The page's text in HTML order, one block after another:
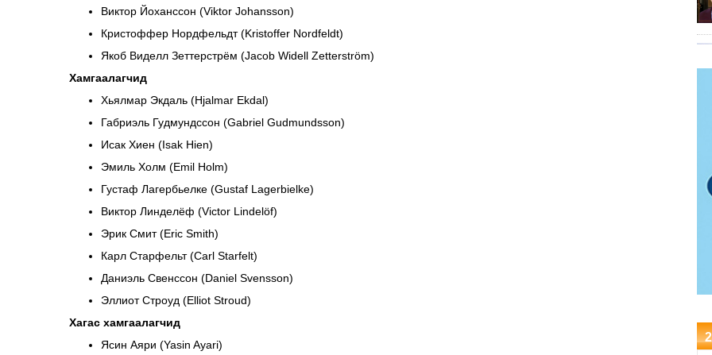
Виктор Йоханссон (Viktor Johansson)
Кристоффер Нордфельдт (Kristoffer Nordfeldt)
Якоб Виделл Зеттерстрём (Jacob Widell Zetterström)
Хамгаалагчид
Хьялмар Экдаль (Hjalmar Ekdal)
Габриэль Гудмундссон (Gabriel Gudmundsson)
Исак Хиен (Isak Hien)
Эмиль Холм (Emil Holm)
Густаф Лагербьелке (Gustaf Lagerbielke)
Виктор Линделёф (Victor Lindelöf)
Эрик Смит (Eric Smith)
Карл Старфельт (Carl Starfelt)
Даниэль Свенссон (Daniel Svensson)
Эллиот Строуд (Elliot Stroud)
Хагас хамгаалагчид
Ясин Аяри (Yasin Ayari)